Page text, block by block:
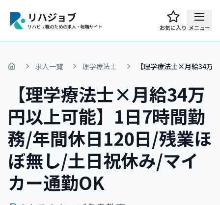
リハジョブ
リハビリ職のための求人・転職サイト お気に入り メニュー
ホーム 求人一覧 理学療法士 【理学療法士×月給34万
【理学療法士×月給34万
円以上可能】1日7時間勤
務/年間休日120日/残業ほ
ぼ無し/土日祝休み/マイ
カー通勤OK